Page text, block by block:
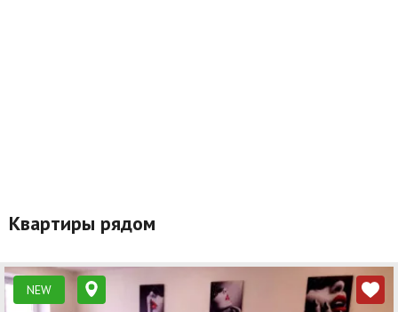
Квартиры рядом
NEW